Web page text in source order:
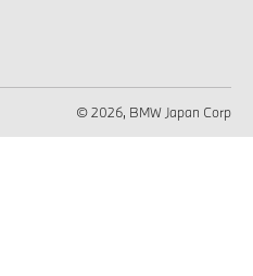
© 2026, BMW Japan Corp